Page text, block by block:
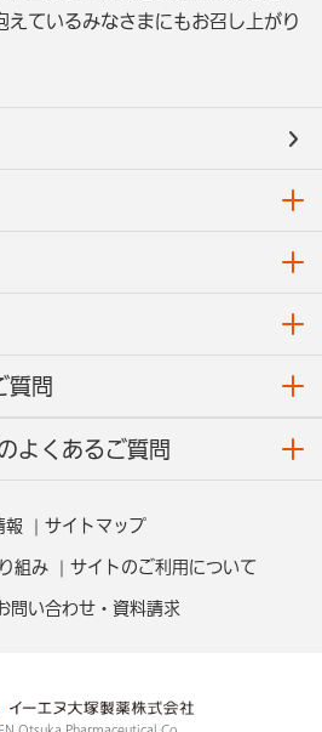
えているみなさまにもお召し上がり
質問
よくあるご質問
報 サイトマップ
組み サイトのご利用について
問い合わせ・資料請求